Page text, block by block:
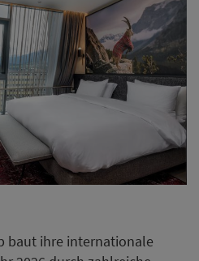
baut ihre internationale